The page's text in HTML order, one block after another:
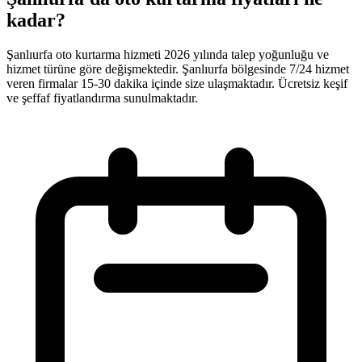
kadar?
Şanlıurfa oto kurtarma hizmeti 2026 yılında talep yoğunluğu ve
hizmet türüne göre değişmektedir. Şanlıurfa bölgesinde 7/24 hizmet
veren firmalar 15-30 dakika içinde size ulaşmaktadır. Ücretsiz keşif
ve şeffaf fiyatlandırma sunulmaktadır.